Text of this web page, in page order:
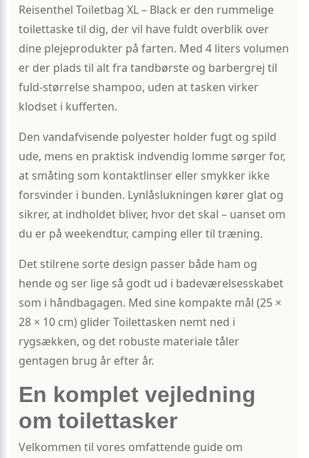
Reisenthel Toiletbag XL – Black er den rummelige
toilettaske til dig, der vil have fuldt overblik over
dine plejeprodukter på farten. Med 4 liters volumen
er der plads til alt fra tandbørste og barbergrej til
fuld-størrelse shampoo, uden at tasken virker
klodset i kufferten.
Den vandafvisende polyester holder fugt og spild
ude, mens en praktisk indvendig lomme sørger for,
at småting som kontaktlinser eller smykker ikke
forsvinder i bunden. Lynlåslukningen kører glat og
sikrer, at indholdet bliver, hvor det skal – uanset om
du er på weekendtur, camping eller til træning.
Det stilrene sorte design passer både ham og
hende og ser lige så godt ud i badeværelsesskabet
som i håndbagagen. Med sine kompakte mål (25 ×
28 × 10 cm) glider Toilettasken nemt ned i
rygsækken, og det robuste materiale tåler
gentagen brug år efter år.
En komplet vejledning
om toilettasker
Velkommen til vores omfattende guide om